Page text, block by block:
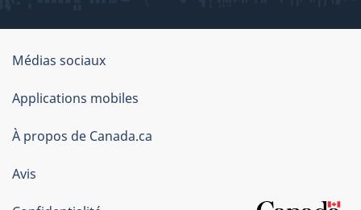
Organisation
du
gouvernement
du
Canada
Médias sociaux
Applications mobiles
À propos de Canada.ca
Avis